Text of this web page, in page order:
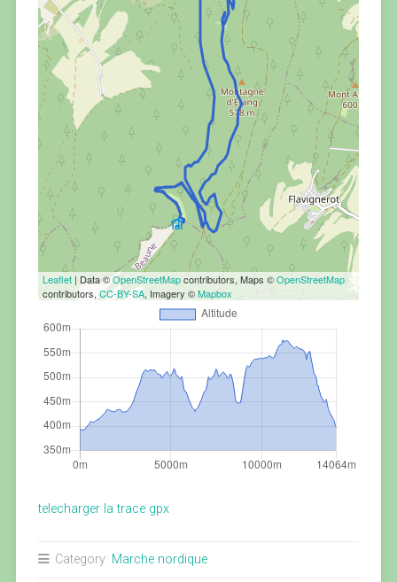
Leaflet| Data ©OpenStreetMapcontributors, Maps ©OpenStreetMap
contributors, CC-BY-SA, Imagery ©Mapbox
telecharger la trace gpx
Category: Marche nordique